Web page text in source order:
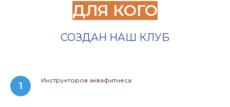
ДЛЯ КОГО
СОЗДАН НАШ КЛУБ
Инструкторов аквафитнеса